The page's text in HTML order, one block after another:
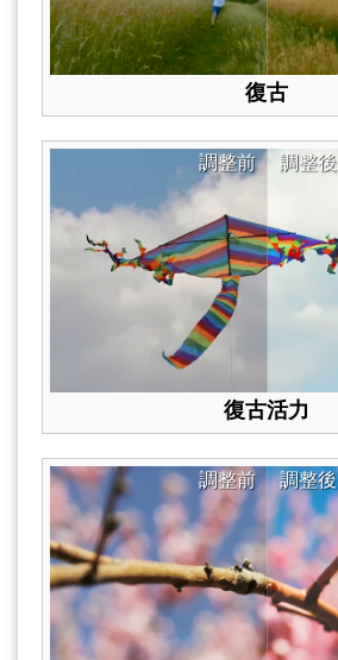
復古
調整後
調整前
復古活力
調整後
調整前